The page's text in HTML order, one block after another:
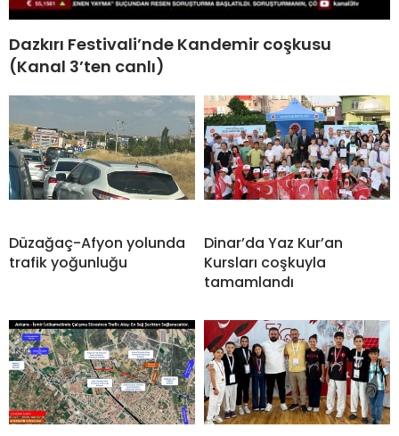
Dazkırı Festivali’nde Kandemir coşkusu
(Kanal 3’ten canlı)
Düzağaç-Afyon yolunda
trafik yoğunluğu
Dinar’da Yaz Kur’an
Kursları coşkuyla
tamamlandı